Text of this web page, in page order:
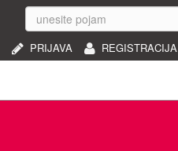
REGISTRACIJA
PRIJAVA